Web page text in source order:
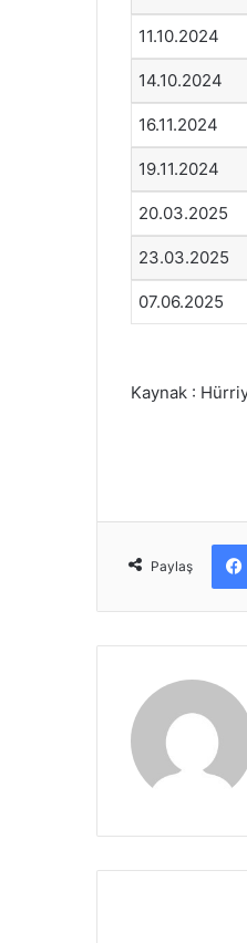
11.10.2024
14.10.2024
16.11.2024
19.11.2024
20.03.2025
23.03.2025
07.06.2025
Kaynak :
Paylaş